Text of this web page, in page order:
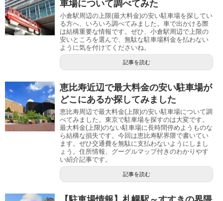
車場について調べてみた
小倉駅周辺の上限(最大料金)の安い駐車場を探してい
る方へ、いろいろ調べてみました。車で出かける際
は結構重要な情報です。ぜひ、小倉駅周辺で上限の
安いところを選んで、無駄な駐車場料金を払わない
ように気を付けてくださいね。
記事を読む
恵比寿近辺で最大料金の安い駐車場が
どこにあるか探してみました
恵比寿周辺で最大料金(上限)の安い駐車場について調
べてみました。東京で駐車場を探すのは大変です。
最大料金(上限)のない駐車場に長時間停めようものな
ら結構な損失です。今回は恵比寿駅界隈で書いてい
ます。ぜひ交通費を無駄に支払わないようにしまし
ょう。住所情報、グーグルマップ付きのわかりやす
い紹介記事です。
記事を読む